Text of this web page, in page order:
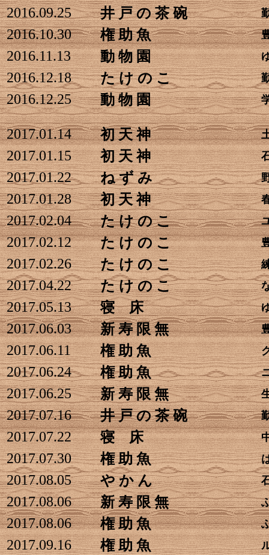
2016.09.25 井 戸 の 茶 碗
2016.10.30 権 助 魚
2016.11.13 動 物 園
2016.12.18 た け の こ
2016.12.25 動 物 園
2017.01.14 初 天 神
2017.01.15 初 天 神
2017.01.22 ね ず み
2017.01.28 初 天 神
2017.02.04 た け の こ
2017.02.12 た け の こ
2017.02.26 た け の こ
2017.04.22 た け の こ
2017.05.13 寝 床
2017.06.03 新 寿 限 無
2017.06.11 権 助 魚
2017.06.24 権 助 魚
2017.06.25 新 寿 限 無
2017.07.16 井 戸 の 茶 碗
2017.07.22 寝 床
2017.07.30 権 助 魚
2017.08.05 や か ん
2017.08.06 新 寿 限 無
2017.08.06 権 助 魚
2017.09.16 権 助 魚